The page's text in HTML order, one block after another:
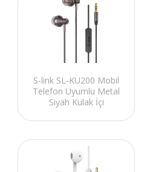
S-link SL-KU200 Mobil
Telefon Uyumlu Metal
Siyah Kulak İçi